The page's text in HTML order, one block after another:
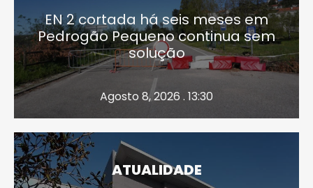
EN 2 cortada há seis meses em
Pedrogão Pequeno continua sem
solução
Agosto 8, 2026 . 13:30
ATUALIDADE